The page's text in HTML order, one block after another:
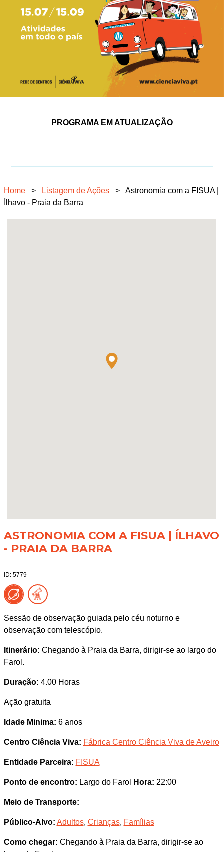
PROGRAMA EM ATUALIZAÇÃO
Home > Listagem de Ações >
Astronomia com a FISUA |
Ílhavo - Praia da Barra
ASTRONOMIA COM A FISUA | ÍLHAVO
- PRAIA DA BARRA
ID: 5779
Sessão de observação guiada pelo céu noturno e
observação com telescópio.
Itinerário: Chegando à Praia da Barra, dirigir-se ao largo do
Farol.
Duração: 4.00 Horas
Ação gratuita
Idade Minima: 6 anos
Centro Ciência Viva: Fábrica Centro Ciência Viva de Aveiro
Entidade Parceira: FISUA
Ponto de encontro: Largo do Farol Hora: 22:00
Meio de Transporte:
Público-Alvo: Adultos, Crianças, Famílias
Como chegar: Chegando à Praia da Barra, dirigir-se ao